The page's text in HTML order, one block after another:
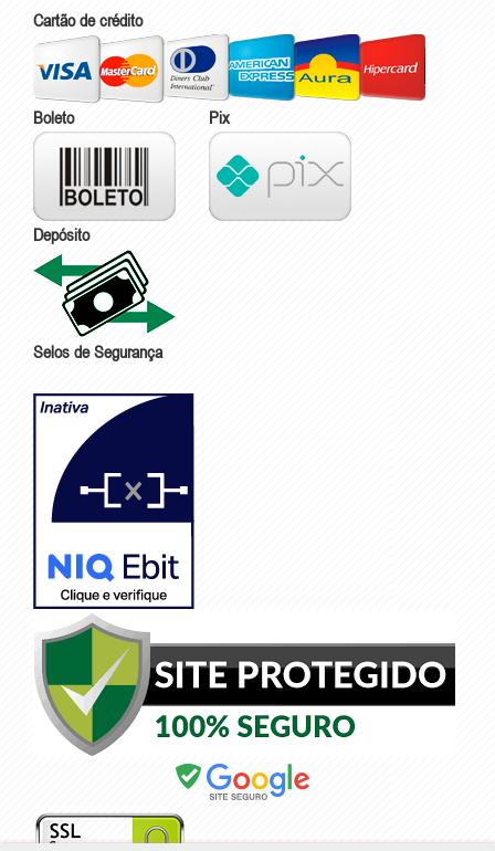
Cartão de crédito
Boleto Pix
Depósito
Selos de Segurança